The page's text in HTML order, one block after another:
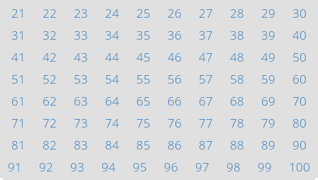
21
22 23 24 25 26 27 28 29
30
31
32 33 34 35 36 37 38 39
40
41
42 43 44 45 46 47 48 49
50
51
52 53 54 55 56 57 58 59
60
61
62 63 64 65 66 67 68 69
70
71
72 73 74 75 76 77 78 79
80
81
82 83 84 85 86 87 88 89
90
91
92 93 94 95 96 97 98 99
100